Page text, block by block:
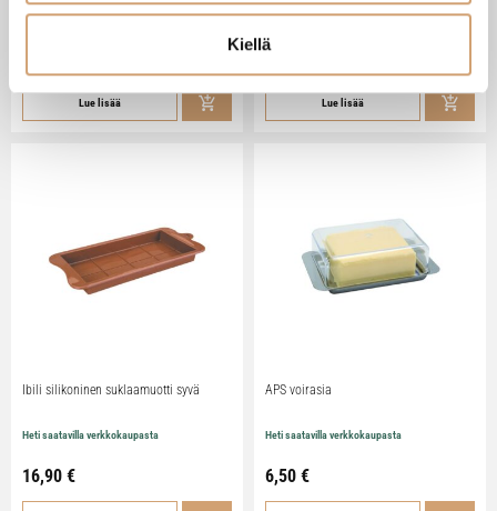
Kiellä
Heti saatavilla verkkokaupasta
Lue lisää
Heti saatavilla verkkokaupasta
Lue lisää
Ibili silikoninen suklaamuotti syvä
Heti saatavilla verkkokaupasta
16,90 €
APS voirasia
Heti saatavilla verkkokaupasta
6,50 €